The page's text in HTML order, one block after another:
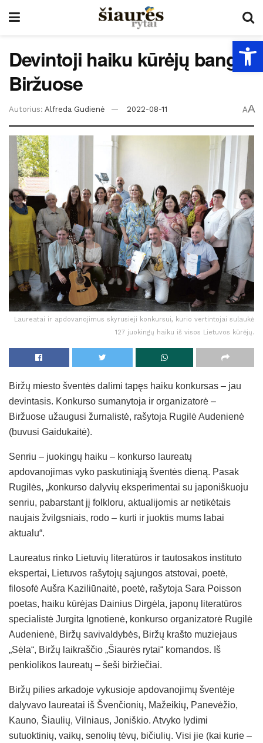
Devintoji haiku kūrėjų banga
Biržuose
Autorius: Alfreda Gudienė 2022-08-11 AA
Laureatai ir apdovanojimus skyrusieji konkursui, kurio vertintojai sulaukė
127 juokingų haiku iš visos Lietuvos kūrėjų.
Biržų miesto šventės dalimi tapęs haiku konkursas – jau
devintasis. Konkurso sumanytoja ir organizatorė –
Biržuose užaugusi žurnalistė, rašytoja Rugilė Audenienė
(buvusi Gaidukaitė).
Senriu – juokingų haiku – konkurso laureatų
apdovanojimas vyko paskutiniąją šventės dieną. Pasak
Rugilės, „konkurso dalyvių eksperimentai su japoniškuoju
senriu, pabarstant jį folkloru, aktualijomis ar netikėtais
naujais žvilgsniais, rodo – kurti ir juoktis mums labai
aktualu“.
Laureatus rinko Lietuvių literatūros ir tautosakos instituto
ekspertai, Lietuvos rašytojų sąjungos atstovai, poetė,
filosofė Aušra Kaziliūnaitė, poetė, rašytoja Sara Poisson
poetas, haiku kūrėjas Dainius Dirgėla, japonų literatūros
specialistė Jurgita Ignotienė, konkurso organizatorė Rugilė
Audenienė, Biržų savivaldybės, Biržų krašto muziejaus
„Sėla“, Biržų laikraščio „Šiaurės rytai“ komandos. Iš
penkiolikos laureatų – šeši biržiečiai.
Biržų pilies arkadoje vykusioje apdovanojimų šventėje
dalyvavo laureatai iš Švenčionių, Mažeikių, Panevėžio,
Kauno, Šiaulių, Vilniaus, Joniškio. Atvyko lydimi
sutuoktinių, vaikų, senolių tėvų, bičiulių. Visi jie (kai kurie –